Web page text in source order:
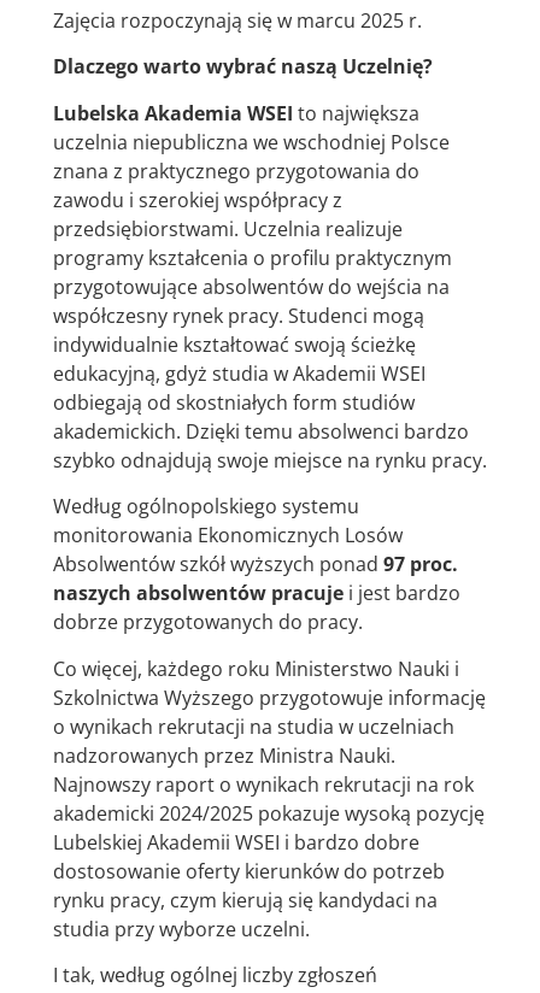
Zajęcia rozpoczynają się w marcu 2025 r.
Dlaczego warto wybrać naszą Uczelnię?
Lubelska Akademia WSEI to największa
uczelnia niepubliczna we wschodniej Polsce
znana z praktycznego przygotowania do
zawodu i szerokiej współpracy z
przedsiębiorstwami. Uczelnia realizuje
programy kształcenia o profilu praktycznym
przygotowujące absolwentów do wejścia na
współczesny rynek pracy. Studenci mogą
indywidualnie kształtować swoją ścieżkę
edukacyjną, gdyż studia w Akademii WSEI
odbiegają od skostniałych form studiów
akademickich. Dzięki temu absolwenci bardzo
szybko odnajdują swoje miejsce na rynku pracy.
Według ogólnopolskiego systemu
monitorowania Ekonomicznych Losów
Absolwentów szkół wyższych ponad 97 proc.
naszych absolwentów pracujei jest bardzo
dobrze przygotowanych do pracy.
Co więcej, każdego roku Ministerstwo Nauki i
Szkolnictwa Wyższego przygotowuje informację
o wynikach rekrutacji na studia w uczelniach
nadzorowanych przez Ministra Nauki.
Najnowszy raport o wynikach rekrutacji na rok
akademicki 2024/2025 pokazuje wysoką pozycję
Lubelskiej Akademii WSEI i bardzo dobre
dostosowanie oferty kierunków do potrzeb
rynku pracy, czym kierują się kandydaci na
studia przy wyborze uczelni.
I tak, według ogólnej liczby zgłoszeń